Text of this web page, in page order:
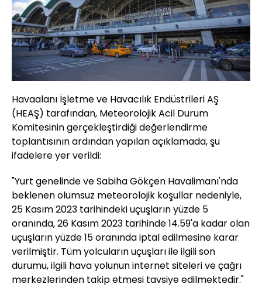
Havaalanı İşletme ve Havacılık Endüstrileri AŞ
(HEAŞ) tarafından, Meteorolojik Acil Durum
Komitesinin gerçekleştirdiği değerlendirme
toplantısının ardından yapılan açıklamada, şu
ifadelere yer verildi:
"Yurt genelinde ve Sabiha Gökçen Havalimanı'nda
beklenen olumsuz meteorolojik koşullar nedeniyle,
25 Kasım 2023 tarihindeki uçuşların yüzde 5
oranında, 26 Kasım 2023 tarihinde 14.59'a kadar olan
uçuşların yüzde 15 oranında iptal edilmesine karar
verilmiştir. Tüm yolcuların uçuşları ile ilgili son
durumu, ilgili hava yolunun internet siteleri ve çağrı
merkezlerinden takip etmesi tavsiye edilmektedir.​​​​​​​"